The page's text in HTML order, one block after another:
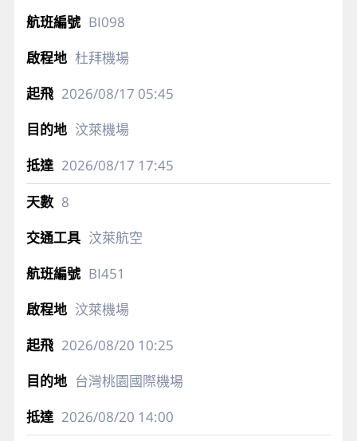
BI098
杜拜機場
2026/08/17 05:45
汶萊機場
2026/08/17 17:45
8
汶萊航空
BI451
汶萊機場
2026/08/20 10:25
台灣桃園國際機場
2026/08/20 14:00